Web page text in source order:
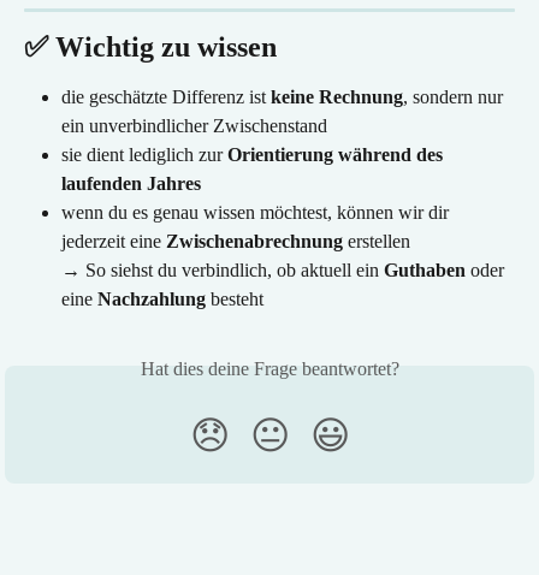
✅ Wichtig zu wissen
die geschätzte Differenz ist keine Rechnung, sondern nur
ein unverbindlicher Zwischenstand
sie dient lediglich zur Orientierung während des
laufenden Jahres
wenn du es genau wissen möchtest, können wir dir
jederzeit eine Zwischenabrechnung erstellen
→ So siehst du verbindlich, ob aktuell ein Guthaben oder
eine Nachzahlung besteht
Hat dies deine Frage beantwortet?
😞 😐 😃